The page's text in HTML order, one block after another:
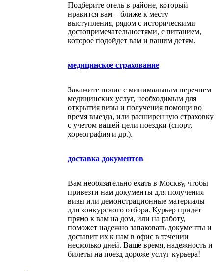
Подберите отель в районе, который
нравится вам – ближе к месту
выступления, рядом с историческими
достопримечательностями, с питанием,
которое подойдет вам и вашим детям.
медицинское страхование
Закажите полис с минимальным перечнем
медицинских услуг, необходимым для
открытия визы и получения помощи во
время выезда, или расширенную страховку
с учетом вашей цели поездки (спорт,
хореография и др.).
доставка документов
Вам необязательно ехать в Москву, чтобы
привезти нам документы для получения
визы или демонстрационные материалы
для конкурсного отбора. Курьер придет
прямо к вам на дом, или на работу,
поможет надежно запаковать документы и
доставит их к нам в офис в течении
несколько дней. Ваше время, надежность и
билеты на поезд дороже услуг курьера!